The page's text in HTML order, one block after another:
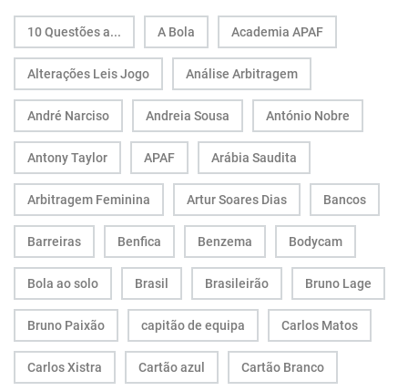
10 Questões a... A Bola Academia APAF
Alterações Leis Jogo Análise Arbitragem
André Narciso Andreia Sousa António Nobre
Antony Taylor APAF Arábia Saudita
Arbitragem Feminina Artur Soares Dias Bancos
Barreiras Benfica Benzema Bodycam
Bola ao solo Brasil Brasileirão Bruno Lage
Bruno Paixão capitão de equipa Carlos Matos
Carlos Xistra Cartão azul Cartão Branco